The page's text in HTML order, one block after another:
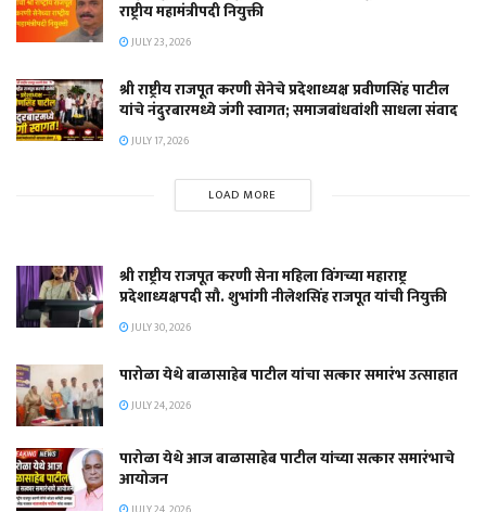
राष्ट्रीय महामंत्रीपदी नियुक्ती
JULY 23, 2026
श्री राष्ट्रीय राजपूत करणी सेनेचे प्रदेशाध्यक्ष प्रवीणसिंह पाटील
यांचे नंदुरबारमध्ये जंगी स्वागत; समाजबांधवांशी साधला संवाद
JULY 17, 2026
LOAD MORE
श्री राष्ट्रीय राजपूत करणी सेना महिला विंगच्या महाराष्ट्र
प्रदेशाध्यक्षपदी सौ. शुभांगी नीलेशसिंह राजपूत यांची नियुक्ती
JULY 30, 2026
पारोळा येथे बाळासाहेब पाटील यांचा सत्कार समारंभ उत्साहात
JULY 24, 2026
पारोळा येथे आज बाळासाहेब पाटील यांच्या सत्कार समारंभाचे
आयोजन